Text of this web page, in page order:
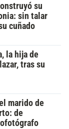
su
sin talar
cuñado
la hija de
tras su
marido de
de